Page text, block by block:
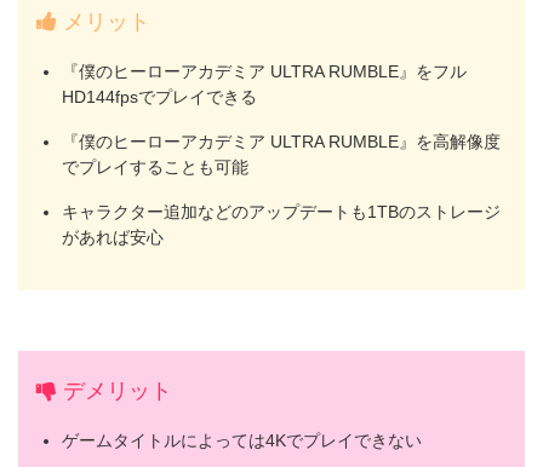
メリット
『僕のヒーローアカデミア ULTRA RUMBLE』をフル
HD144fpsでプレイできる
『僕のヒーローアカデミア ULTRA RUMBLE』を高解像度
でプレイすることも可能
キャラクター追加などのアップデートも1TBのストレージ
があれば安心
デメリット
ゲームタイトルによっては4Kでプレイできない